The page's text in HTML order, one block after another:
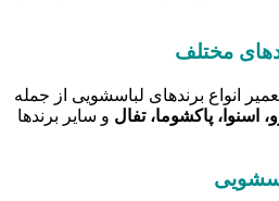
مختلف
انواع برندهای لباسشویی از جمله
پاکشوما، تفال و سایر برندها